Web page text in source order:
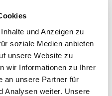
und Anzeigen zu
soziale Medien anbieten
unsere Website zu
wir Informationen zu Ihrer
an unsere Partner für
Analysen weiter. Unsere